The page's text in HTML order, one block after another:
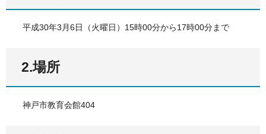
平成30年3月6日（火曜日）15時00分から17時00分まで
2.場所
神戸市教育会館404